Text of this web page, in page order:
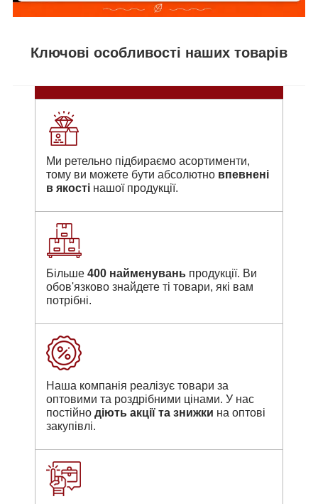
Ключові особливості наших товарів
Ми ретельно підбираємо асортименти,
тому ви можете бути абсолютно впевнені
в якості нашої продукції.
Більше 400 найменувань продукції. Ви
обов'язково знайдете ті товари, які вам
потрібні.
Наша компанія реалізує товари за
оптовими та роздрібними цінами. У нас
постійно діють акції та знижки на оптові
закупівлі.